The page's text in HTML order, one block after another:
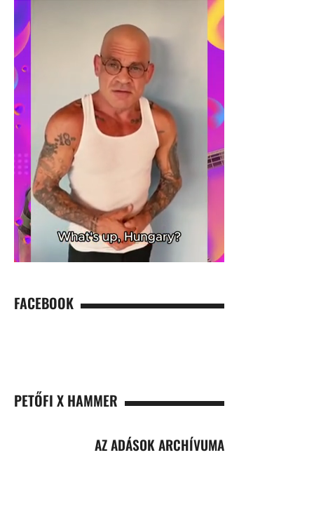
FACEBOOK
PETŐFI X HAMMER
AZ ADÁSOK ARCHÍVUMA